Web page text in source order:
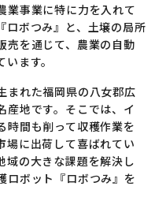
業事業に特に力を入れて
ロボつみ』と、土壌の局所
売を通じて、農業の自動
ます。
まれた福岡県の八女郡広
産地です。そこでは、イ
時間も削って収穫作業を
場に出荷して喜ばれてい
域の大きな課題を解決し
ロボット『ロボつみ』を